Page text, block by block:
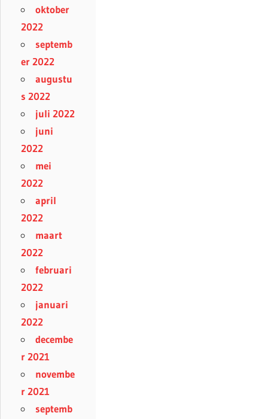
oktober
2022
septemb
er 2022
augustu
s 2022
juli 2022
juni
2022
mei
2022
april
2022
maart
2022
februari
2022
januari
2022
decembe
r 2021
novembe
r 2021
septemb